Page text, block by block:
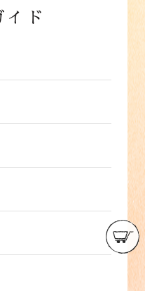
イド
）・四国・九
：990円(税込)
＋クール代金
、代金引換（手
込（前払い）・
（オンラ
タイ払い・auか
フトバンクまと
けます。
きましては、ご
発送いたしま
様のお手元に到
受け出来ませ
や不良品、ある
届いた場合は、
は、ご注文画面
さい。なお、お